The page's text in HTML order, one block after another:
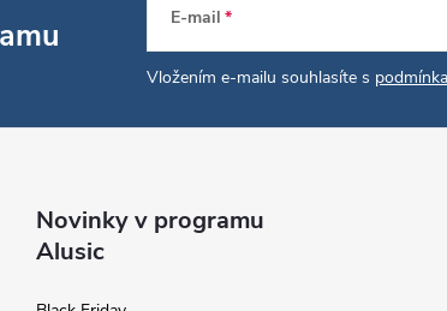
E-mail
Vložením e-mailu souhlasíte s
Novinky v programu
Alusic